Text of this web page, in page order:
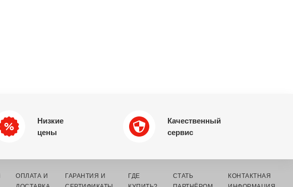
Низкие
цены
Качественный
сервис
ОПЛАТА И
ГАРАНТИЯ И
ГДЕ
СТАТЬ
КОНТАКТНАЯ